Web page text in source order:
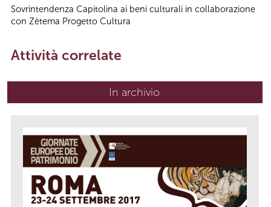
Sovrintendenza Capitolina ai beni culturali in collaborazione
con Zètema Progetto Cultura
Attività correlate
In archivio